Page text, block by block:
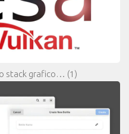
stack grafico… (1)